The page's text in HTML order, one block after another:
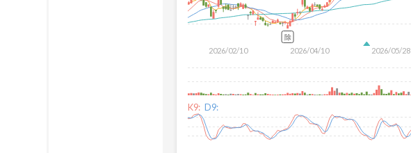
2026/02/10 2026/04/10 2026/05/28
除
K9: D9: